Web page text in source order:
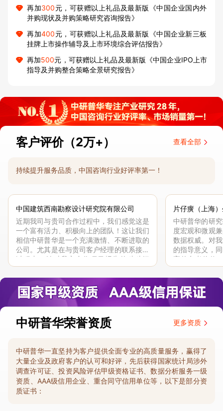
再加300元，可获赠以上礼品及最新版《中国企业国内外
并购现状及并购策略研究咨询报告》
再加400元，可获赠以上礼品及最新版《中国企业新三板
挂牌上市操作辅导及上市环境综合评估报告》
再加500元，可获赠以上礼品及最新版《中国企业IPO上市
指导及并购整合策略全景研究报告》
客户评价（2万+） 查看全部
持续提升服务品质，中国咨询行业好评率第一！
中国建筑西南勘察设计研究院有限公司
近期我司与贵司合作过程中，我们感觉这是
一个富有活力、积极向上的团队！这让我们
相信中研普华是一个充满激情、不断进取的
公司。尤其是在与贵司客户经理的联系接洽
过程中，针对我方合作项目报告的种种细
节，及时细致缜密地协助与项目部沟通、探
讨和完善...
片仔癀（上海
中研普华的研
度宏观和微观
数据权威。对
的指导意义，
高的参考价值
体化”服务和行
司继续...
中研普华荣誉资质 更多资质
中研普华一直坚持为客户提供全面专业的高质量服务，赢得了
大量企业及政府客户的认可和好评，先后获得国家统计局涉外
调查许可证、投资风险评估甲级资格证书、数据分析服务一级
资质、AAA级信用企业、重合同守信用单位等，以下是部分资
质证书：